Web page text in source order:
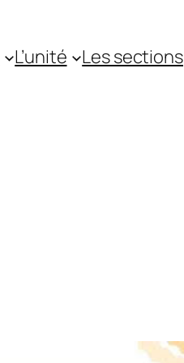
L’unité Les sections